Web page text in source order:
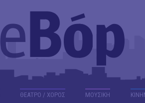
ΘΕΑΤΡΟ / ΧΟΡΟΣ ΜΟΥΣΙΚΗ